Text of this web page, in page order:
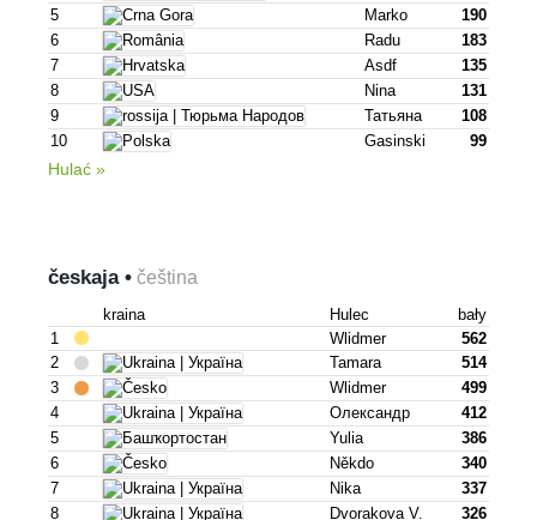
5
Marko
190
6
Radu
183
7
Asdf
135
8
Nina
131
9
Татьяна
108
10
Gasinski 99
Hulać »
českaja • čeština
kraina Hulec
bały
1
Wlidmer
562
2
Tamara
514
3
Wlidmer
499
4
Олександр
412
5
Yulia
386
6
Někdo
340
7
Nika
337
8
Dvorakova V.
326